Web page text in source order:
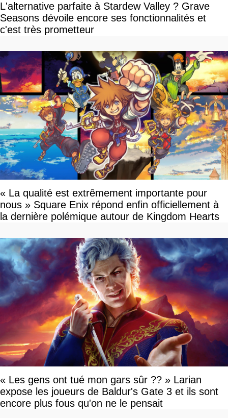
L'alternative parfaite à Stardew Valley ? Grave
Seasons dévoile encore ses fonctionnalités et
c'est très prometteur
« La qualité est extrêmement importante pour
nous » Square Enix répond enfin officiellement à
la dernière polémique autour de Kingdom Hearts
« Les gens ont tué mon gars sûr ?? » Larian
expose les joueurs de Baldur's Gate 3 et ils sont
encore plus fous qu'on ne le pensait